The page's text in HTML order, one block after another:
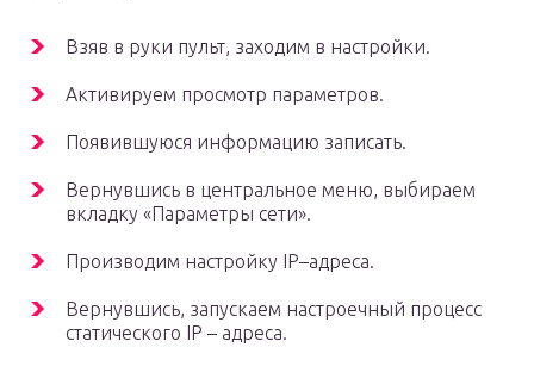
Взяв в руки пульт, заходим в настройки.
Активируем просмотр параметров.
Появившуюся информацию записать.
Вернувшись в центральное меню, выбираем
вкладку «Параметры сети».
Производим настройку IP–адреса.
Вернувшись, запускаем настроечный процесс
статического IP – адреса.